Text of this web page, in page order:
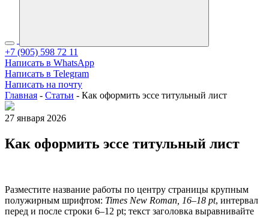
+7 (905) 598 72 11
Написать в WhatsApp
Написать в Telegram
Написать на почту
Главная - Статьи - Как оформить эссе титульный лист
27 января 2026
Как оформить эссе титульный лист
Разместите название работы по центру страницы крупным
полужирным шрифтом: Times New Roman, 16–18 pt, интервал
перед и после строки 6–12 pt; текст заголовка выравнивайте